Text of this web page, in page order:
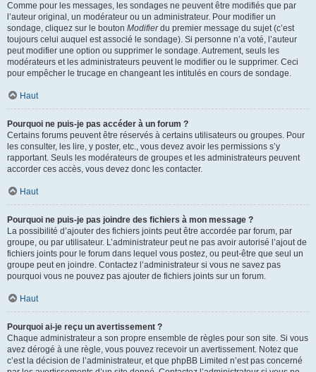
Comme pour les messages, les sondages ne peuvent être modifiés que par
l’auteur original, un modérateur ou un administrateur. Pour modifier un
sondage, cliquez sur le bouton Modifierdu premier message du sujet (c’est
toujours celui auquel est associé le sondage). Si personne n’a voté, l’auteur
peut modifier une option ou supprimer le sondage. Autrement, seuls les
modérateurs et les administrateurs peuvent le modifier ou le supprimer. Ceci
pour empêcher le trucage en changeant les intitulés en cours de sondage.
Haut
Pourquoi ne puis-je pas accéder à un forum ?
Certains forums peuvent être réservés à certains utilisateurs ou groupes. Pour
les consulter, les lire, y poster, etc., vous devez avoir les permissions s’y
rapportant. Seuls les modérateurs de groupes et les administrateurs peuvent
accorder ces accès, vous devez donc les contacter.
Haut
Pourquoi ne puis-je pas joindre des fichiers à mon message ?
La possibilité d’ajouter des fichiers joints peut être accordée par forum, par
groupe, ou par utilisateur. L’administrateur peut ne pas avoir autorisé l’ajout de
fichiers joints pour le forum dans lequel vous postez, ou peut-être que seul un
groupe peut en joindre. Contactez l’administrateur si vous ne savez pas
pourquoi vous ne pouvez pas ajouter de fichiers joints sur un forum.
Haut
Pourquoi ai-je reçu un avertissement ?
Chaque administrateur a son propre ensemble de règles pour son site. Si vous
avez dérogé à une règle, vous pouvez recevoir un avertissement. Notez que
c’est la décision de l’administrateur, et que phpBB Limited n’est pas concerné